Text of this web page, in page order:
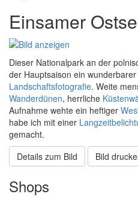
Einsamer
Dieser Nationalpark an der
der Hauptsaison ein
Landschaftsfotografie. Weite
Wanderdünen, herrliche
Aufnahme wehte ein heftiger
habe ich mit einer
gemacht.
Details zum Bild
Bild
Shops